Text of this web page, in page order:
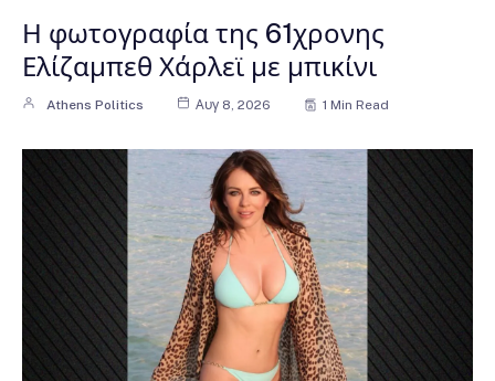
Η φωτογραφία της 61χρονης
Ελίζαμπεθ Χάρλεϊ με μπικίνι
Athens Politics Αυγ 8, 2026 1 Min Read